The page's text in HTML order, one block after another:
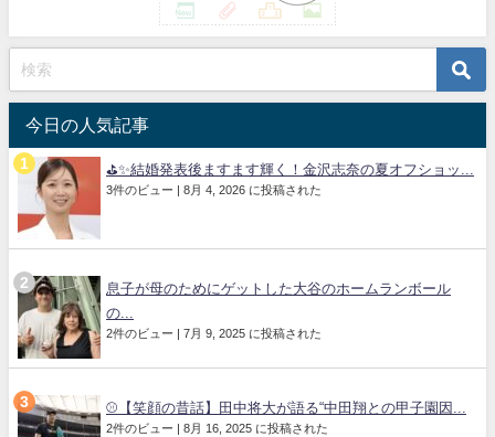
今日の人気記事
⛳✨結婚発表後ますます輝く！金沢志奈の夏オフショッ...
3件のビュー 8月 4, 2026 に投稿された
息子が母のためにゲットした大谷のホームランボール
の...
2件のビュー 7月 9, 2025 に投稿された
⚾【笑顔の昔話】田中将大が語る“中田翔との甲子園因...
2件のビュー 8月 16, 2025 に投稿された